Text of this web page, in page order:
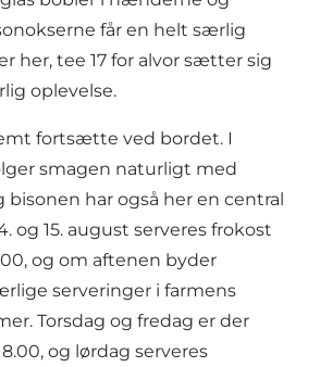
får en helt særlig
her, tee 17 for alvor sætter sig
oplevelse.
fortsætte ved bordet. I
smagen naturligt med
har også her en central
og 15. august serveres frokost
og om aftenen byder
serveringer i farmens
Torsdag og fredag er der
og lørdag serveres